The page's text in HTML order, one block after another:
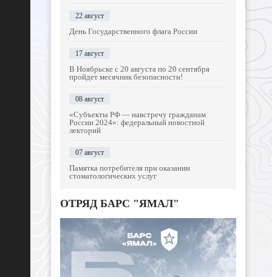
22 август
День Государственного флага России
17 август
В Ноябрьске с 20 августа по 20 сентября
пройдет месячник безопасности!
08 август
«Субъекты РФ — навстречу гражданам
России 2024»: федеральный новостной
лекторий
07 август
Памятка потребителя при оказании
стоматологических услуг
ОТРЯД БАРС "ЯМАЛ"